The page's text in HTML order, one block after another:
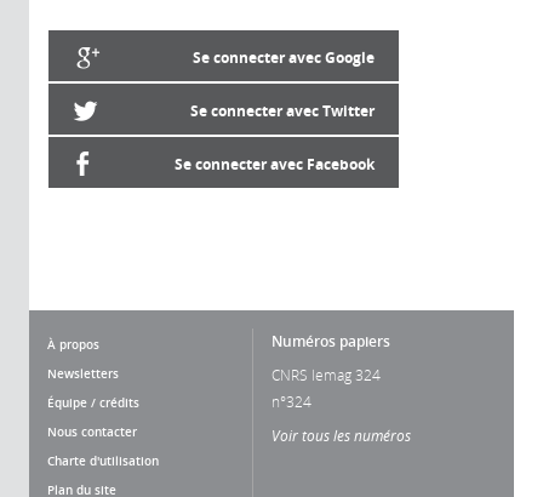
Se connecter avec Google
Se connecter avec Twitter
Se connecter avec Facebook
À propos
Newsletters
Équipe / crédits
Nous contacter
Charte d'utilisation
Plan du site
Numéros papiers
CNRS lemag 324
n°324
Voir tous les numéros